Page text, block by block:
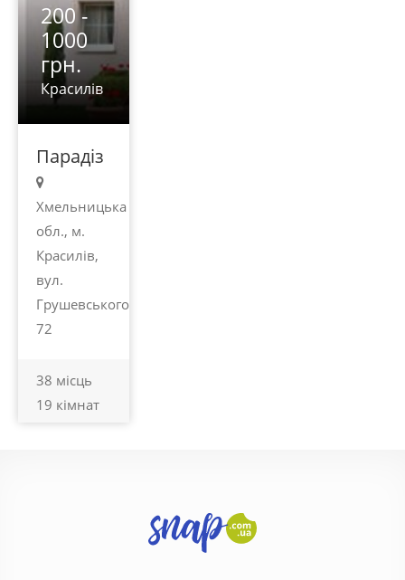
200 -
1000
грн.
Красилів
Парадіз
Хмельницька
обл., м.
Красилів,
вул.
Грушевського
72
38 місць
19 кімнат